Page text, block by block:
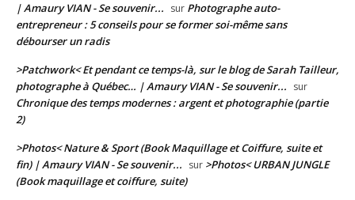
| Amaury VIAN - Se souvenir... sur Photographe auto-
entrepreneur : 5 conseils pour se former soi-même sans
débourser un radis
>Patchwork< Et pendant ce temps-là, sur le blog de Sarah Tailleur,
photographe à Québec… | Amaury VIAN - Se souvenir... sur
Chronique des temps modernes : argent et photographie (partie
2)
>Photos< Nature & Sport (Book Maquillage et Coiffure, suite et
fin) | Amaury VIAN - Se souvenir... sur >Photos< URBAN JUNGLE
(Book maquillage et coiffure, suite)